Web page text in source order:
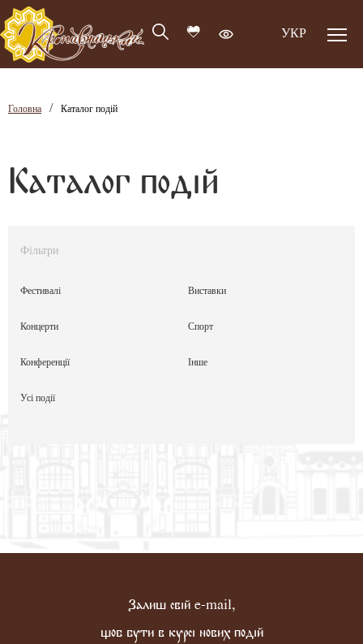
УКР
Головна / Каталог подій
Каталог подій
Фільтри
Фестивалі Виставки
Концерти Спорт
Конференції Інше
Усі події
Залиш свій e-mail,
щоб бути в курсі нових подій